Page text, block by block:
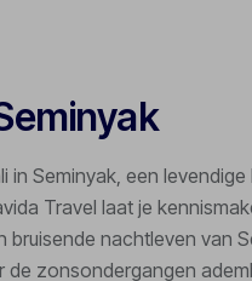
in Seminyak, een
Travel laat je
bruisende nachtleven van
de zonsondergangen